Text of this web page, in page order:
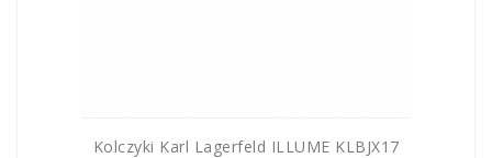
Kolczyki Karl Lagerfeld ILLUME KLBJX17